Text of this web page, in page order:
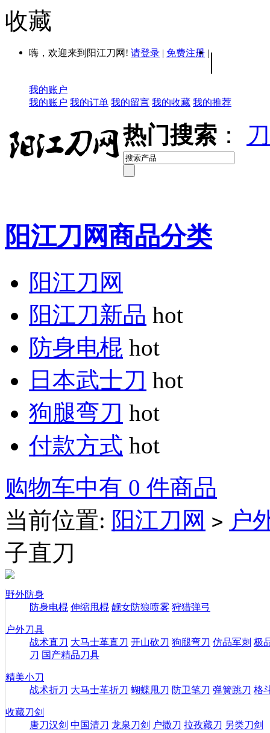
收藏
嗨，欢迎来到阳江刀网! 请登录 | 免费注册 | |
我的账户
我的账户 我的订单 我的留言 我的收藏 我的推荐
热门搜索 ：
阳江刀网商品分类
阳江刀网
阳江刀新品 hot
防身电棍 hot
日本武士刀 hot
狗腿弯刀 hot
付款方式 hot
购物车中有 0 件商品
当前位置: 阳江刀网 > 户
子直刀
野外防身
防身电棍 伸缩甩棍 靓女防狼喷雾 狩猎弹弓
户外刀具
战术直刀 大马士革直刀 开山砍刀 狗腿弯刀 仿品军刺 极
刀 国产精品刀具
精美小刀
战术折刀 大马士革折刀 蝴蝶甩刀 防卫笔刀 弹簧跳刀 格
收藏刀剑
唐刀汉剑 中国清刀 龙泉刀剑 户撒刀 拉孜藏刀 另类刀剑